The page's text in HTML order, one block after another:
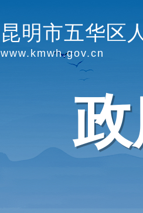
昆明市五华区
www.kmwh.gov.cn